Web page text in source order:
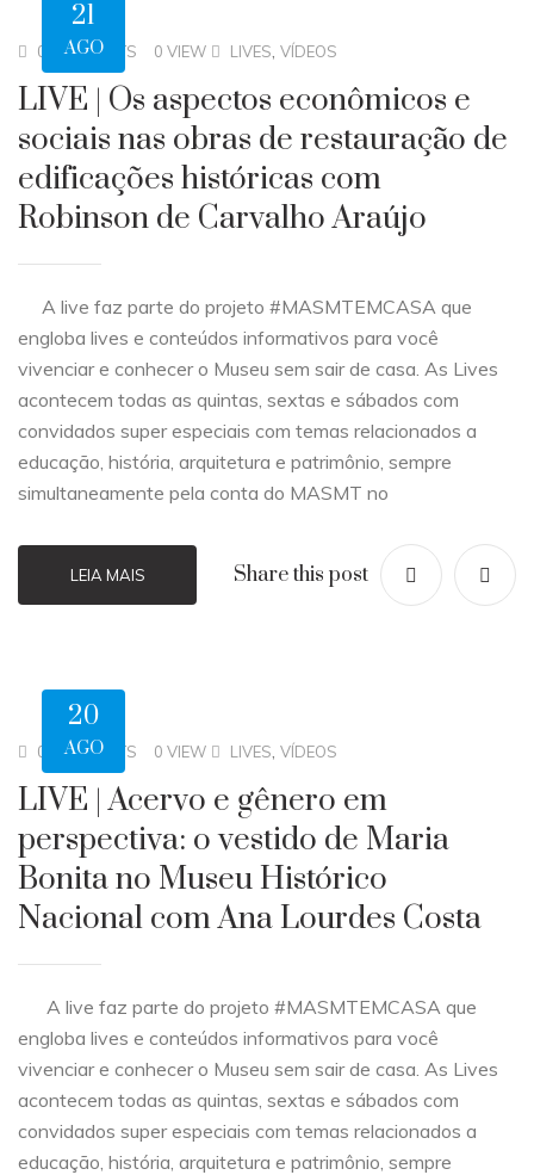
21
AGO
0 COMMENTS 0 VIEW LIVES, VÍDEOS
LIVE | Os aspectos econômicos e
sociais nas obras de restauração de
edificações históricas com
Robinson de Carvalho Araújo
A live faz parte do projeto #MASMTEMCASA que
engloba lives e conteúdos informativos para você
vivenciar e conhecer o Museu sem sair de casa. As Lives
acontecem todas as quintas, sextas e sábados com
convidados super especiais com temas relacionados a
educação, história, arquitetura e patrimônio, sempre
simultaneamente pela conta do MASMT no
LEIA MAIS Share this post
20
AGO
0 COMMENTS 0 VIEW LIVES, VÍDEOS
LIVE | Acervo e gênero em
perspectiva: o vestido de Maria
Bonita no Museu Histórico
Nacional com Ana Lourdes Costa
A live faz parte do projeto #MASMTEMCASA que
engloba lives e conteúdos informativos para você
vivenciar e conhecer o Museu sem sair de casa. As Lives
acontecem todas as quintas, sextas e sábados com
convidados super especiais com temas relacionados a
educação, história, arquitetura e patrimônio, sempre